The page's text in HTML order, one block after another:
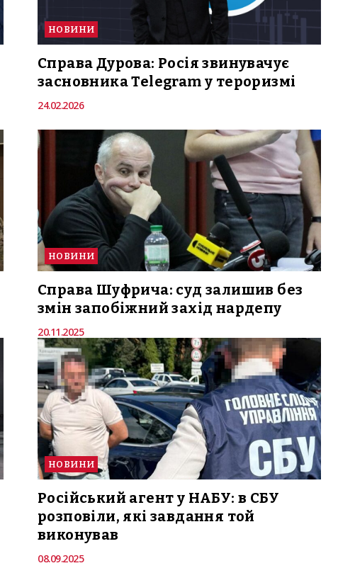
НОВИНИ
Справа Дурова: Росія звинувачує
засновника Telegram у тероризмі
24.02.2026
НОВИНИ
Справа Шуфрича: суд залишив без
змін запобіжний захід нардепу
20.11.2025
НОВИНИ
Російський агент у НАБУ: в СБУ
розповіли, які завдання той
виконував
08.09.2025